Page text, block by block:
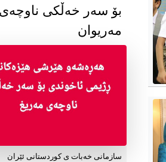
بۆ سەر خەڵکی
مەریوان
سازمانی خەبات ی کوردستانی ئێران